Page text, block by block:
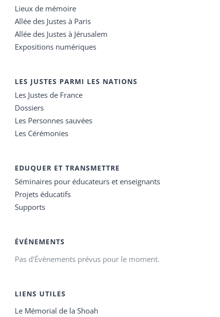
Lieux de mémoire
Allée des Justes à Paris
Allée des Justes à Jérusalem
Expositions numériques
LES JUSTES PARMI LES NATIONS
Les Justes de France
Dossiers
Les Personnes sauvées
Les Cérémonies
EDUQUER ET TRANSMETTRE
Séminaires pour éducateurs et enseignants
Projets éducatifs
Supports
ÉVÉNEMENTS
Pas d'Évènements prévus pour le moment.
LIENS UTILES
Le Mémorial de la Shoah